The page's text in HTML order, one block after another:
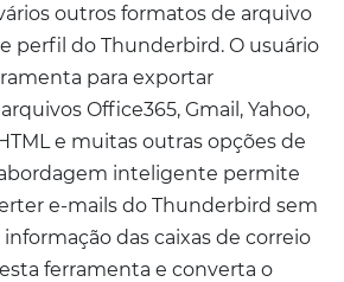
outros formatos de arquivo
perfil do Thunderbird. O usuário
para exportar
Office365, Gmail, Yahoo,
e muitas outras opções de
inteligente permite
e-mails do Thunderbird sem
das caixas de correio
ferramenta e converta o